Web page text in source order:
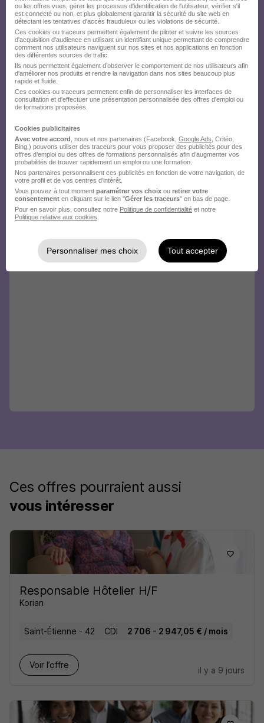
Ces offres pourraient aussi
vous intéresser
Responsable Hôtelier H/F
Korian
Saint-Étienne - 42 CDI 2 706 - 2 947,05 € / mois
Voir l’offre
il y a 9 jours
ou les offres vues, gérer les processus d'identification de l'utilisateur, vérifier s'il
est connecté ou non, et plus globalement garantir la sécurité du site web en
détectant les tentatives d'accès frauduleux ou les violations de sécurité.
Ces cookies ou traceurs permettent également de piloter et suivre les sources
d'acquisition d'audience en utilisant un identifiant unique permettant de comprendre
comment nos utilisateurs naviguent sur nos sites et nos applications en fonction
des différentes sources de trafic.
Ils nous permettent également d’observer le comportement de nos utilisateurs afin
d'améliorer nos produits et rendre la navigation dans nos sites beaucoup plus
rapide et fluide.
Ces cookies ou traceurs permettent enfin de personnaliser les interfaces de
consultation et d'effectuer une présentation personnalisée des offres d'emploi ou
de formations proposées.
Cookies publicitaires
Avec votre accord , nous et nos partenaires (Facebook, Google Ads , Critéo,
Bing,) pouvons utiliser des traceurs pour vous proposer des publicités pour des
offres d’emploi ou des offres de formations personnalisés afin d’augmenter vos
probabilités de trouver rapidement un emploi ou une formation.
Nos partenaires personnalisent ces publicités en fonction de votre navigation, de
votre profil et de vos centres d’intérêt.
Vous pouvez à tout moment paramétrer vos choix ou retirer votre
consentement en cliquant sur le lien "Gérer les traceurs" en bas de page.
Pour en savoir plus, consultez notre Politique de confidentialité et notre
Politique relative aux cookies
Personnaliser mes choix Tout accepter